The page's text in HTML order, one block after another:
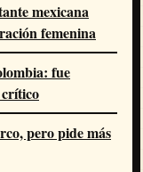
mexicana
femenina
fue
crítico
pero pide más